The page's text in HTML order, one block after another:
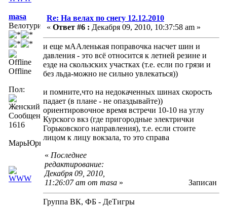
masa
Велотурист
Offline
Пол:
Сообщений:
1616
МарьЮрьна
Re: На велах по снегу 12.12.2010
« Ответ #6 : Декабря 09, 2010, 10:37:58 am »
и еще мААленькая поправочка насчет шин и
давления - это всё относится к летней резине и
езде на скользских участках (т.е. если по грязи и
без льда-можно не сильно увлекаться))
и помните,что на недокаченных шинах скорость
падает (в плане - не опаздывайте))
ориентировочное время встречи 10-10 на углу
Курского вкз (где пригородные электрички
Горьковского направления), т.е. если стоите
лицом к лицу вокзала, то это справа
« Последнее
редактирование:
Декабря 09, 2010,
11:26:07 am от masa » Записан
Группа ВК, ФБ - ДеТигры